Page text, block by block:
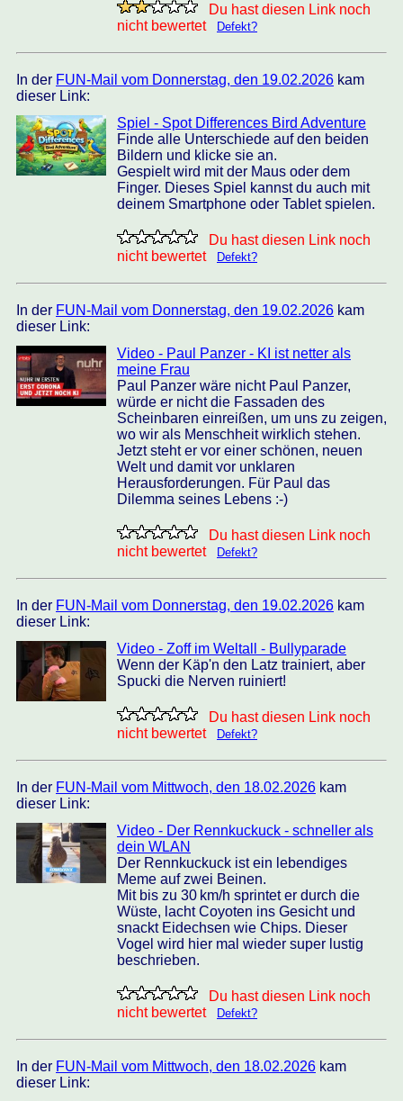
Du hast diesen Link noch
nicht bewertet
Defekt?
In der FUN-Mail vom Donnerstag, den 19.02.2026 kam
dieser Link:
Spiel - Spot Differences Bird Adventure
Finde alle Unterschiede auf den beiden
Bildern und klicke sie an.
Gespielt wird mit der Maus oder dem
Finger. Dieses Spiel kannst du auch mit
deinem Smartphone oder Tablet spielen.
Du hast diesen Link noch
nicht bewertet
Defekt?
In der FUN-Mail vom Donnerstag, den 19.02.2026 kam
dieser Link:
Video - Paul Panzer - KI ist netter als
meine Frau
Paul Panzer wäre nicht Paul Panzer,
würde er nicht die Fassaden des
Scheinbaren einreißen, um uns zu zeigen,
wo wir als Menschheit wirklich stehen.
Jetzt steht er vor einer schönen, neuen
Welt und damit vor unklaren
Herausforderungen. Für Paul das
Dilemma seines Lebens :-)
Du hast diesen Link noch
nicht bewertet
Defekt?
In der FUN-Mail vom Donnerstag, den 19.02.2026 kam
dieser Link:
Video - Zoff im Weltall - Bullyparade
Wenn der Käp'n den Latz trainiert, aber
Spucki die Nerven ruiniert!
Du hast diesen Link noch
nicht bewertet
Defekt?
In der FUN-Mail vom Mittwoch, den 18.02.2026 kam
dieser Link:
Video - Der Rennkuckuck - schneller als
dein WLAN
Der Rennkuckuck ist ein lebendiges
Meme auf zwei Beinen.
Mit bis zu 30 km/h sprintet er durch die
Wüste, lacht Coyoten ins Gesicht und
snackt Eidechsen wie Chips. Dieser
Vogel wird hier mal wieder super lustig
beschrieben.
Du hast diesen Link noch
nicht bewertet
Defekt?
In der FUN-Mail vom Mittwoch, den 18.02.2026 kam
dieser Link: